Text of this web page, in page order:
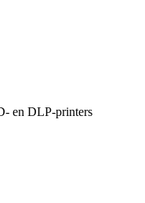
en DLP-printers